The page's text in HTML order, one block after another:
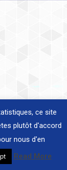
ce site
plutôt d'accord
nous d'en
Read More